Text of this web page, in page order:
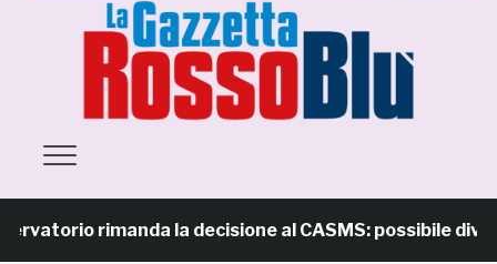
rimanda la decisione al CASMS: possibile divieto